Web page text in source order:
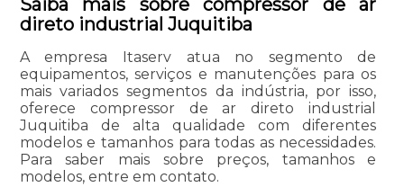
Saiba mais sobre compressor de ar
direto industrial Juquitiba
A empresa Itaserv atua no segmento de
equipamentos, serviços e manutenções para os
mais variados segmentos da indústria, por isso,
oferece compressor de ar direto industrial
Juquitiba de alta qualidade com diferentes
modelos e tamanhos para todas as necessidades.
Para saber mais sobre preços, tamanhos e
modelos, entre em contato.